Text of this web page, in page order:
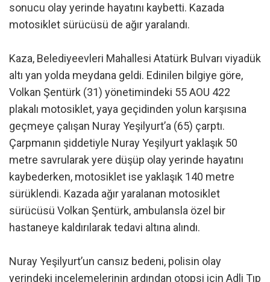
sonucu olay yerinde hayatını kaybetti. Kazada
motosiklet sürücüsü de ağır yaralandı.
Kaza, Belediyeevleri Mahallesi Atatürk Bulvarı viyadük
altı yan yolda meydana geldi. Edinilen bilgiye göre,
Volkan Şentürk (31) yönetimindeki 55 AOU 422
plakalı motosiklet, yaya geçidinden yolun karşısına
geçmeye çalışan Nuray Yeşilyurt’a (65) çarptı.
Çarpmanın şiddetiyle Nuray Yeşilyurt yaklaşık 50
metre savrularak yere düşüp olay yerinde hayatını
kaybederken, motosiklet ise yaklaşık 140 metre
sürüklendi. Kazada ağır yaralanan motosiklet
sürücüsü Volkan Şentürk, ambulansla özel bir
hastaneye kaldırılarak tedavi altına alındı.
Nuray Yeşilyurt’un cansız bedeni, polisin olay
yerindeki incelemelerinin ardından otopsi için Adli Tıp